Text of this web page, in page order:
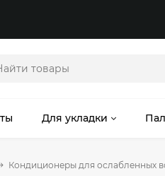
Для укладки
Кондиционеры для ослабленных